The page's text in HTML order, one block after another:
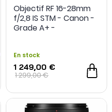
Objectif RF 16-28mm
f/2,8 IS STM - Canon -
Grade A+ -
En stock
1 249,00 €
1 299,00 €